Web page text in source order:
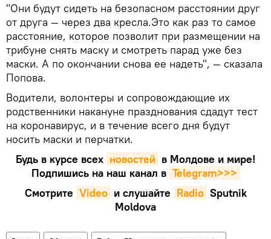
"Они будут сидеть на безопасном расстоянии друг
от друга — через два кресла.Это как раз то самое
расстояние, которое позволит при размещении на
трибуне снять маску и смотреть парад уже без
маски. А по окончании снова ее надеть", — сказала
Попова.
Водители, волонтеры и сопровождающие их
родственники накануне празднования сдадут тест
на коронавирус, и в течение всего дня будут
носить маски и перчатки.
Будь в курсе всех новостей в Молдове и мире!
Подпишись на наш канал в Telegram>>>
Смотрите Video и слушайте Radio Sputnik
Moldova